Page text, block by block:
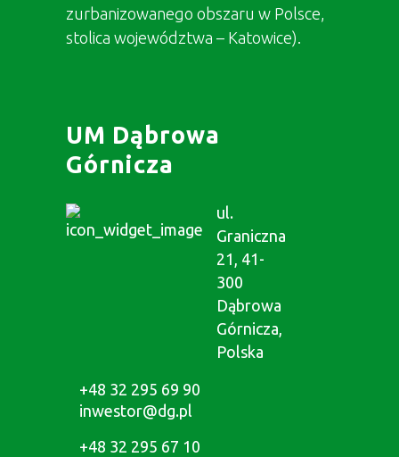
zurbanizowanego obszaru w Polsce,
stolica województwa – Katowice).
UM Dąbrowa
Górnicza
ul.
Graniczna
21, 41-
300
Dąbrowa
Górnicza,
Polska
+48 32 295 69 90
inwestor@dg.pl
+48 32 295 67 10